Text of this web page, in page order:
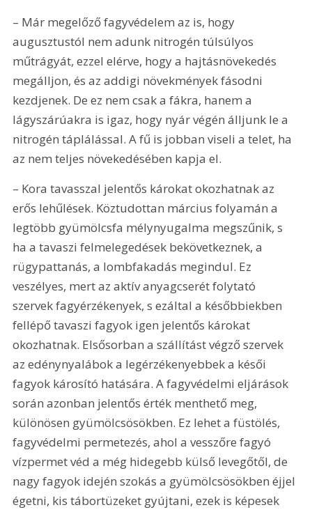
– Már megelőző fagyvédelem az is, hogy
augusztustól nem adunk nitrogén túlsúlyos
műtrágyát, ezzel elérve, hogy a hajtásnövekedés
megálljon, és az addigi növekmények fásodni
kezdjenek. De ez nem csak a fákra, hanem a
lágyszárúakra is igaz, hogy nyár végén álljunk le a
nitrogén táplálással. A fű is jobban viseli a telet, ha
az nem teljes növekedésében kapja el.
– Kora tavasszal jelentős károkat okozhatnak az
erős lehűlések. Köztudottan március folyamán a
legtöbb gyümölcsfa mélynyugalma megszűnik, s
ha a tavaszi felmelegedések bekövetkeznek, a
rügypattanás, a lombfakadás megindul. Ez
veszélyes, mert az aktív anyagcserét folytató
szervek fagyérzékenyek, s ezáltal a későbbiekben
fellépő tavaszi fagyok igen jelentős károkat
okozhatnak. Elsősorban a szállítást végző szervek
az edénynyalábok a legérzékenyebbek a késői
fagyok károsító hatására. A fagyvédelmi eljárások
során azonban jelentős érték menthető meg,
különösen gyümölcsösökben. Ez lehet a füstölés,
fagyvédelmi permetezés, ahol a vesszőre fagyó
vízpermet véd a még hidegebb külső levegőtől, de
nagy fagyok idején szokás a gyümölcsösökben éjjel
égetni, kis tábortüzeket gyújtani, ezek is képesek